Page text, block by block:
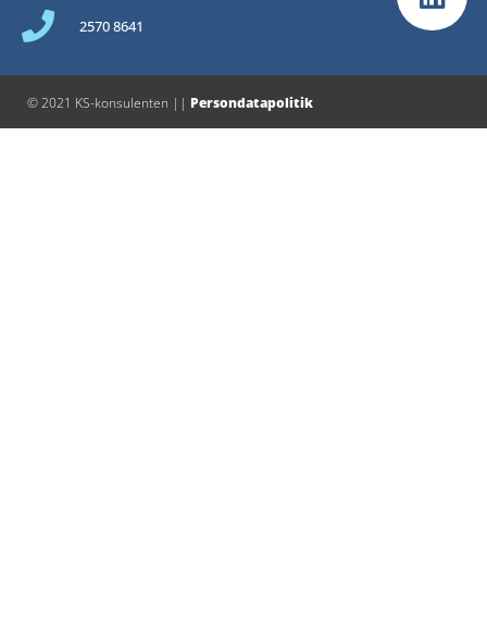
2570 8641
© 2021 KS-konsulenten || Persondatapolitik